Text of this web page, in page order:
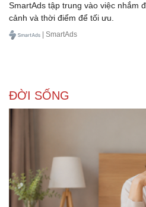
SmartAds tập trung vào việc nhắm
cảnh và thời điểm để tối ưu.
| SmartAds
ĐỜI SỐNG